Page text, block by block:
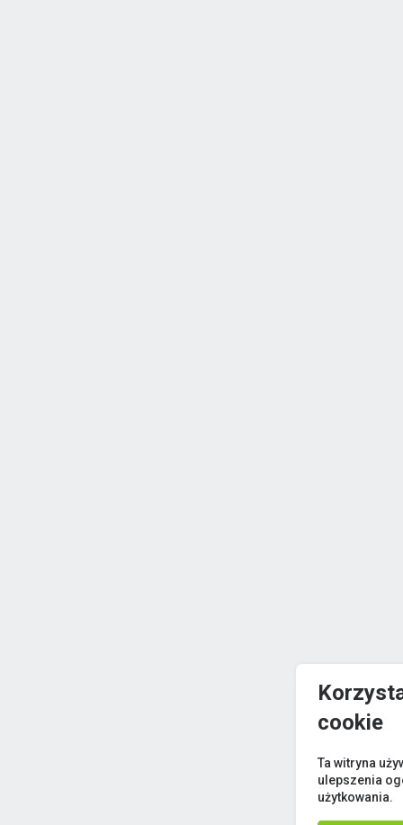
cookie
Ta witryna
ulepszenia
użytkowania.